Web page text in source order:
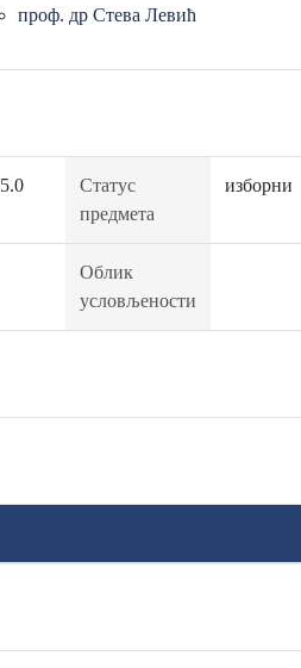
проф. др Стева Левић
5.0
Статус
предмета
изборни
Облик
условљености